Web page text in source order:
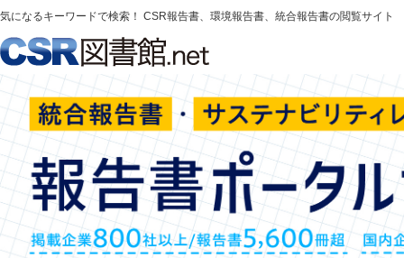
気になるキーワードで検索！ CSR報告書、環境報告書、統合報告書の閲覧サイト